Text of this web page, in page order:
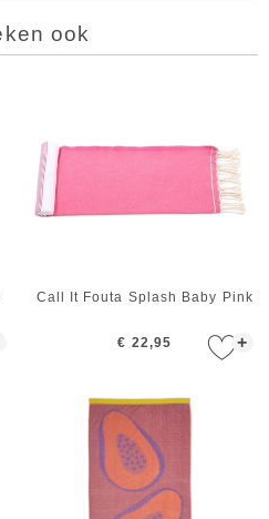
ook
+
Call It Fouta Splash Baby Pink
€ 22,95